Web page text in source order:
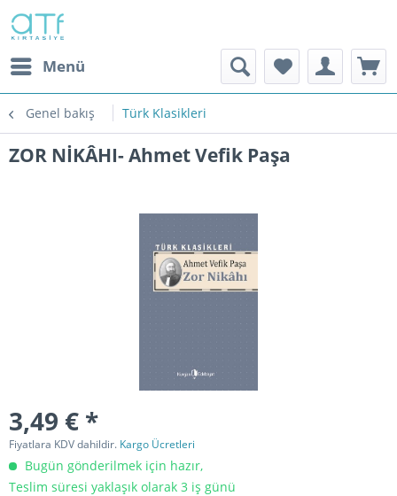
Menü
Genel bakış Türk Klasikleri
ZOR NİKÂHI- Ahmet Vefik Paşa
3,49 € *
Fiyatlara KDV dahildir. Kargo Ücretleri
Bugün gönderilmek için hazır,
Teslim süresi yaklaşık olarak 3 iş günü